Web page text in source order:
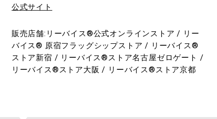
公式サイト
販売店舗:リーバイス®公式オンラインストア / リー
バイス® 原宿フラッグシップストア / リーバイス®
ストア新宿 / リーバイス®ストア名古屋ゼロゲート /
リーバイス®ストア大阪 / リーバイス®ストア京都